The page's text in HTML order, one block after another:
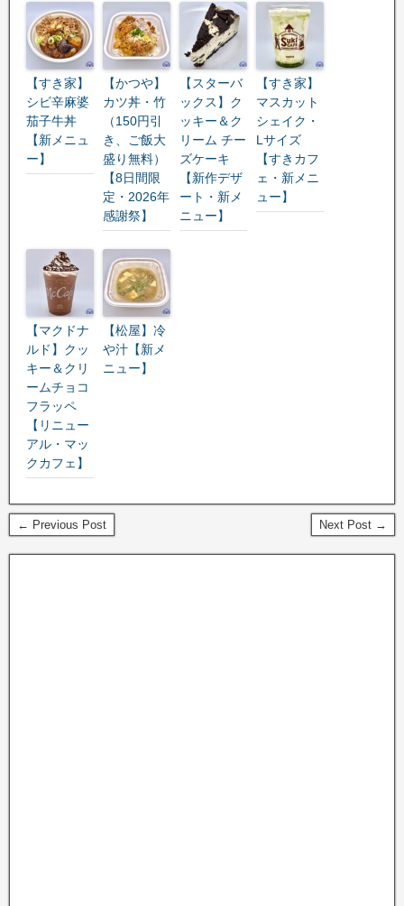
【すき家】
シビ辛麻婆
茄子牛丼
【新メニュ
ー】
【かつや】
カツ丼・竹
（150円引
き、ご飯大
盛り無料）
【8日間限
定・2026年
感謝祭】
【スターバ
ックス】ク
ッキー＆ク
リーム チー
ズケーキ
【新作デザ
ート・新メ
ニュー】
【すき家】
マスカット
シェイク・
Lサイズ
【すきカフ
ェ・新メニ
ュー】
【マクドナ
ルド】クッ
キー＆クリ
ームチョコ
フラッペ
【リニュー
アル・マッ
クカフェ】
【松屋】冷
や汁【新メ
ニュー】
← Previous Post Next Post →